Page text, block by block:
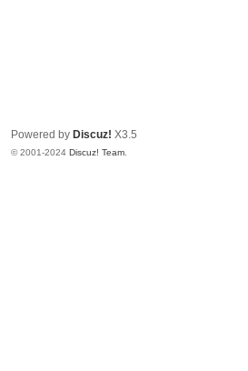
Powered by Discuz! X3.5
© 2001-2024 Discuz! Team